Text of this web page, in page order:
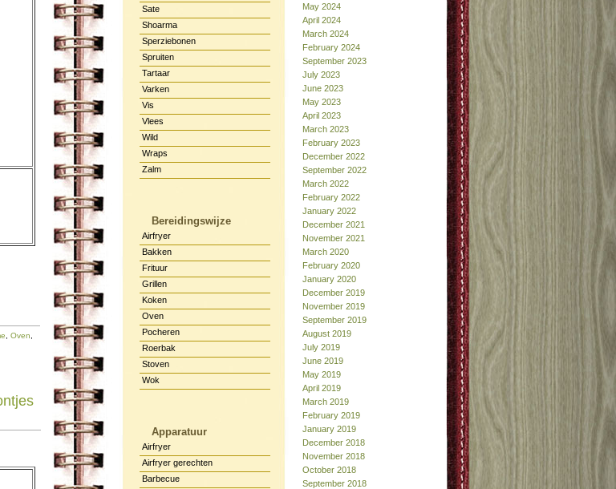
Oven
Sate
Shoarma
Sperziebonen
Spruiten
Tartaar
Varken
Vis
Vlees
Wild
Wraps
Zalm
Bereidingswijze
Airfryer
Bakken
Frituur
Grillen
Koken
Oven
Pocheren
Roerbak
Stoven
Wok
Apparatuur
Airfryer
Airfryer gerechten
Barbecue
May 2024
April 2024
March 2024
February 2024
September 2023
July 2023
June 2023
May 2023
April 2023
March 2023
February 2023
December 2022
September 2022
March 2022
February 2022
January 2022
December 2021
November 2021
March 2020
February 2020
January 2020
December 2019
November 2019
September 2019
August 2019
July 2019
June 2019
May 2019
April 2019
March 2019
February 2019
January 2019
December 2018
November 2018
October 2018
September 2018